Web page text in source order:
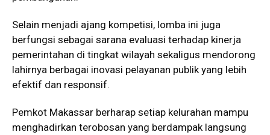
Selain menjadi ajang kompetisi, lomba ini juga
berfungsi sebagai sarana evaluasi terhadap kinerja
pemerintahan di tingkat wilayah sekaligus mendorong
lahirnya berbagai inovasi pelayanan publik yang lebih
efektif dan responsif.
Pemkot Makassar berharap setiap kelurahan mampu
menghadirkan terobosan yang berdampak langsung